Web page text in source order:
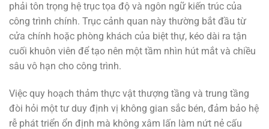
phải tôn trọng hệ trục tọa độ và ngôn ngữ kiến trúc của
công trình chính. Trục cảnh quan này thường bắt đầu từ
cửa chính hoặc phòng khách của biệt thự, kéo dài ra tận
cuối khuôn viên để tạo nên một tầm nhìn hút mắt và chiều
sâu vô hạn cho công trình.
Việc quy hoạch thảm thực vật thượng tầng và trung tầng
đòi hỏi một tư duy định vị không gian sắc bén, đảm bảo hệ
rễ phát triển ổn định mà không xâm lấn làm nứt nẻ cấu